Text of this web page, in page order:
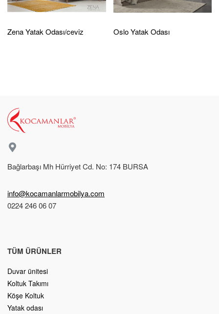
Zena Yatak Odası/ceviz Oslo Yatak Odası
Bağlarbaşı Mh Hürriyet Cd. No: 174 BURSA
info@kocamanlarmobilya.com
0224 246 06 07
TÜM ÜRÜNLER
Duvar ünitesi
Koltuk Takımı
Köşe Koltuk
Yatak odası